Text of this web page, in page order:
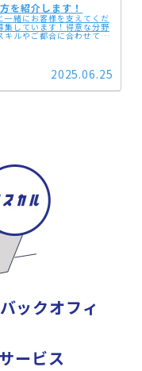
を紹介します！
一緒にお客様を支えてくだ
集しています！得意な分野
キルやご都合に合わせて仕
2025.06.25
バックオフィ
ービス